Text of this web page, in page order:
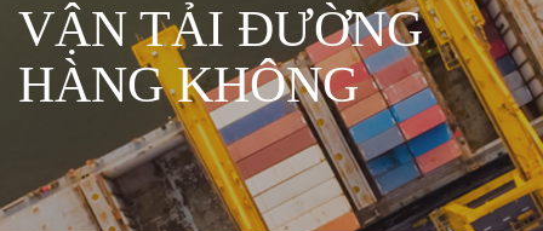
VẬN TẢI ĐƯỜNG
HÀNG KHÔNG